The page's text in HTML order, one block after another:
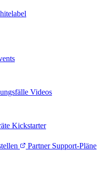
Videos
Kickstarter
Partner Support-Pläne